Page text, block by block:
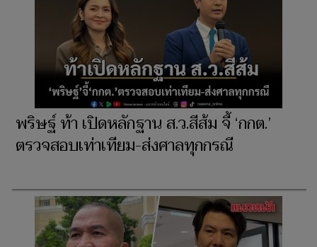
พริษฐ์ ท้า เปิดหลักฐาน ส.ว.สีส้ม จี้ ‘กกต.’
ตรวจสอบเท่าเทียม-ส่งศาลทุกกรณี